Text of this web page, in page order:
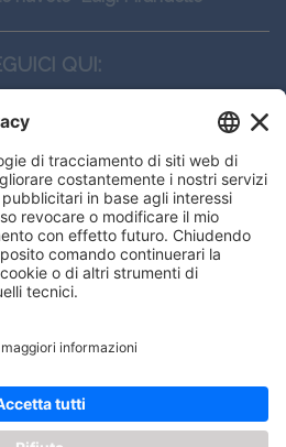
QUI:
CONTATTI
srl
21 - 20134, Milano
eeinfo@eenet.it
ORARI
08:30 - 13:00 – 14:00 - 17:30
- 13:00 – 14:00 - 16:00